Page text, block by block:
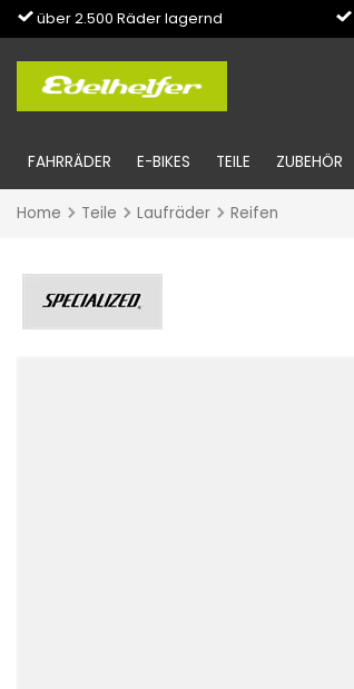
über 2.500 Räder lagernd
FAHRRÄDER E-BIKES TEILE ZUBEHÖR
Home Teile Laufräder Reifen